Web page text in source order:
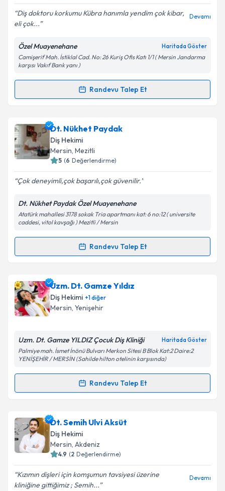
kapsamda işlenmesini kabul ediyorum.
Takvim Talebini Gönder
Diş doktoru korkumu Kübra hanımla yendim çok kibar,
eli çok...
Devamı
Özel Muayenehane Haritada Göster
Camişerif Mah. İstiklal Cad. No: 26 Kuriş Ofis Katı 1/1 ( Mersin Jandarma
karşısı Vakıf Bank yanı )
Randevu Talep Et
Randevu Takvimi Talebi
Dt. Kübra Güneş için randevu takvimi talebi
oluşturun. Size bu uzmandan randevu almanız için bir
takvim hazırlandığında e-posta ile bilgilendireceğiz.
Kişisel verilerimin işlenmesine ilişkinAydınlatma
Metni'ni okudum ve kişisel verilerimin belirtilen
kapsamda işlenmesini kabul ediyorum.
Dt. Nükhet Paydak
Diş Hekimi
Mersin, Mezitli
5 (6 Değerlendirme)
Çok deneyimli,çok başarılı,çok güvenilir.
Dt. Nükhet Paydak Özel Muayenehane
Atatürk mahallesi 3178 sokak Tria apartmanı kat: 6 no:12 ( universite
caddesi, vitol kavşağı ) Mezitli / Mersin
Randevu Talep Et
Randevu Takvimi Talebi
Dt. Nükhet Paydakiçin randevu takvimi talebi
oluşturun. Size bu uzmandan randevu almanız için bir
takvim hazırlandığında e-posta ile bilgilendireceğiz.
Kişisel verilerimin işlenmesine ilişkinAydınlatma
'ni okudum ve kişisel verilerimin belirtilen
kapsamda işlenmesini kabul ediyorum.
Takvim Talebini Gönder
Uzm. Dt. Gamze Yıldız
Diş Hekimi +1diğer
Mersin, Yenişehir
Uzm. Dt. Gamze YILDIZ Çocuk Diş Kliniği Haritada Göster
Palmiye mah. İsmet İnönü Bulvarı Merkon Sitesi B Blok Kat:2 Daire:2
YENİŞEHİR / MERSİN (Sahilde hilton otelinin karşısında)
Randevu Talep Et
Randevu Takvimi Talebi
Uzm. Dt. Gamze Yıldıziçin randevu takvimi talebi
oluşturun. Size bu uzmandan randevu almanız için bir
takvim hazırlandığında e-posta ile bilgilendireceğiz.
Dt. Semih Ulvi Aksüt
Diş Hekimi
Mersin, Akdeniz
4.9 (2 Değerlendirme)
Kızımın dişleri için komşumun tavsiyesi üzerine
kliniğine gittiğimiz ; Semih...
Devamı